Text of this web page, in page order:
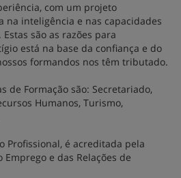
com um projeto
na inteligência e nas capacidades
são as razões para
está na base da confiança e do
formandos nos têm tributado.
de Formação são: Secretariado,
Humanos, Turismo,
Profissional, é acreditada pela
Emprego e das Relações de